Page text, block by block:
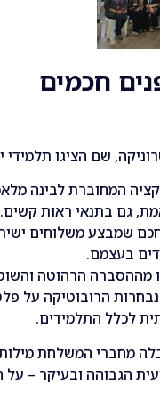
שם הציגו תלמידי
המחוברת לבינה
גם בתנאי ראות קשים.
שמבצע משלוחים
מההסברה הרהוטה
הרובוטיקה על
לכלל התלמידים.
מחברי המשלחת
הגבוהה ובעיקר – על